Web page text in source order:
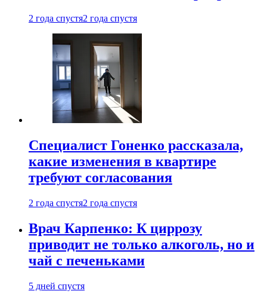
2 года спустя2 года спустя
Специалист Гоненко рассказала,
какие изменения в квартире
требуют согласования
2 года спустя2 года спустя
Врач Карпенко: К циррозу
приводит не только алкоголь, но и
чай с печеньками
5 дней спустя